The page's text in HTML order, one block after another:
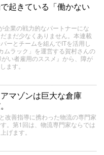
起きている「働かない
企業の戦力的なパートナーにな
まだ少なくありません。本連載
ーとチームを組んでITを活用し
ムラック」を運営する賀村さんの
い者雇用のススメ』から、障が
ます。
マゾンは巨大な倉庫
改善指導に携わった物流の専門家
。第1回は、物流専門家ならでは
げます。